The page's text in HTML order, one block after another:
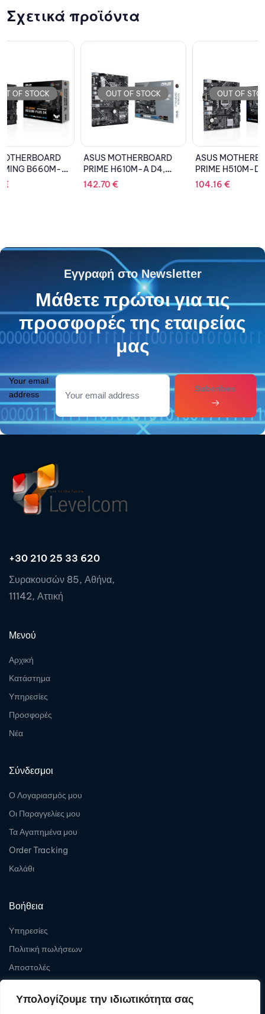
Υπολογίζουμε την ιδιωτικότητα σας
Σχετικά προϊόντα
OUT OF STOCK
ASUS MOTHERBOARD
PRIME H610M-A D4,
OUT OF STOCK
ASUS MOTHERBOARD
PRIME H510M-D, 1200,
ASUS
ROG
Εγγραφή στο Newsletter
Μάθετε πρώτοι για τις
προσφορές της εταιρείας
μας
Your email
address
Subcribes
+30 210 25 33 620
Συρακουσών 85, Αθήνα,
11142, Αττική
Μενού
Αρχική
Κατάστημα
Υπηρεσίες
Προσφορές
Νέα
Σύνδεσμοι
Ο Λογαριασμός μου
Οι Παραγγελίες μου
Τα Αγαπημένα μου
Order Tracking
Καλάθι
Βοήθεια
Υπηρεσίες
Πολιτική πωλήσεων
Αποστολές